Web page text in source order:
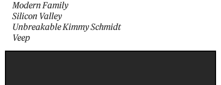
Modern Family
Silicon Valley
Unbreakable Kimmy Schmidt
Veep